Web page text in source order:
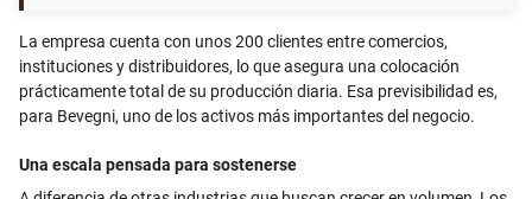
La empresa cuenta con unos 200 clientes entre comercios,
instituciones y distribuidores, lo que asegura una colocación
prácticamente total de su producción diaria. Esa previsibilidad es,
para Bevegni, uno de los activos más importantes del negocio.
Una escala pensada para sostenerse